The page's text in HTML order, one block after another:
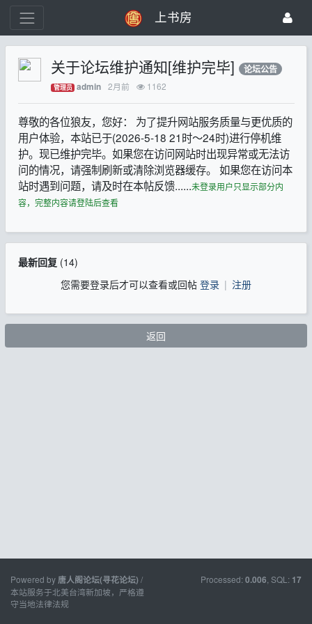
上书房
关于论坛维护通知[维护完毕] 论坛公告
管理员 admin 2月前 1162
尊敬的各位狼友，您好： 为了提升网站服务质量与更优质的
用户体验，本站已于(2026-5-18 21时～24时)进行停机维
护。现已维护完毕。如果您在访问网站时出现异常或无法访
问的情况，请强制刷新或清除浏览器缓存。 如果您在访问本
站时遇到问题，请及时在本帖反馈......未登录用户只显示部分内
容，完整内容请登陆后查看
最新回复(14)
您需要登录后才可以查看或回帖 登录 | 注册
返回
Powered by 唐人阁论坛(寻花论坛)/
本站服务于北美台湾新加坡，严格遵
守当地法律法规
Processed: 0.006 , SQL: 17